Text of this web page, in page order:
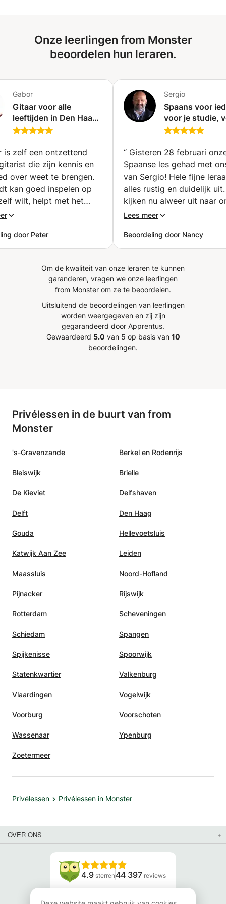
Onze leerlingen from Monster
beoordelen hun leraren.
Gabor
Gitaar voor alle
leeftijden in Den Haag
- Leer, speel, geniet!
is zelf een ontzettend
die zijn kennis en
over weet te brengen.
kan goed inspelen op
wilt, helpt met het
een eigen stijl en
(ik ben 50 jaar oud)
mijn zoontje. Erg prettig!
door Peter
Sergio
Spaans voor
voor je studie,
werk, voor je
“ Gisteren 28 februari
Spaanse les gehad met
van Sergio! Hele fijne
alles rustig en duidelijk uit.
kijken nu alweer uit naar
volgende les!
Lees meer
Beoordeling door Nancy
Om de kwaliteit van onze leraren te kunnen
garanderen, vragen we onze leerlingen
from Monster om ze te beoordelen.
Uitsluitend de beoordelingen van leerlingen
worden weergegeven en zij zijn
gegarandeerd door Apprentus.
Gewaardeerd 5.0 van 5 op basis van 10
beoordelingen.
Privélessen in de buurt van from
Monster
's-Gravenzande Berkel en Rodenrijs
Bleiswijk Brielle
De Kieviet Delfshaven
Delft Den Haag
Gouda Hellevoetsluis
Katwijk Aan Zee Leiden
Maassluis Noord-Hofland
Pijnacker Rijswijk
Rotterdam Scheveningen
Schiedam Spangen
Spijkenisse Spoorwijk
Statenkwartier Valkenburg
Vlaardingen Vogelwijk
Voorburg Voorschoten
Wassenaar Ypenburg
Zoetermeer
Privélessen Privélessen in Monster
OVER ONS
4.9 sterren 44 397 reviews
Lees onze reviews